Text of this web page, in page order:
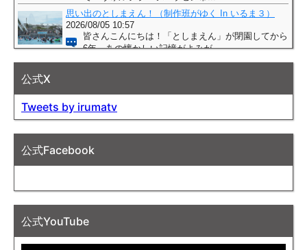
公式X
Tweets by irumatv
公式Facebook
公式YouTube